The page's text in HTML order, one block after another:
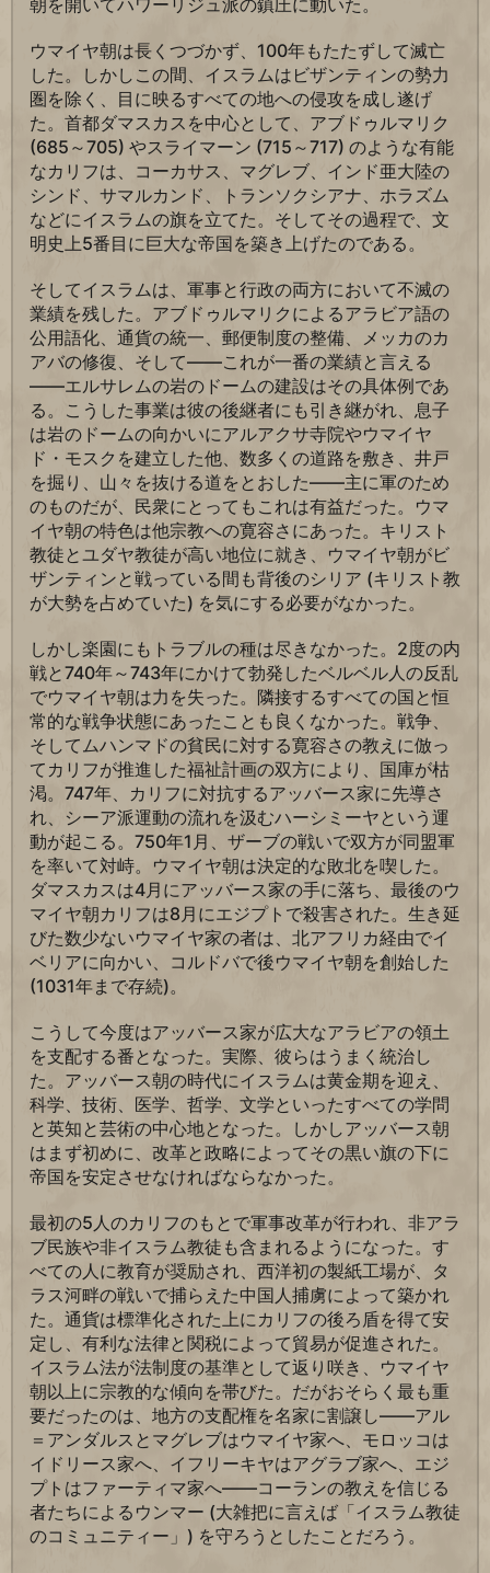
朝を開いてハワーリジュ派の鎮圧に動いた。
ウマイヤ朝は長くつづかず、100年もたたずして滅亡
した。しかしこの間、イスラムはビザンティンの勢力
圏を除く、目に映るすべての地への侵攻を成し遂げ
た。首都ダマスカスを中心として、アブドゥルマリク
(685～705) やスライマーン (715～717) のような有能
なカリフは、コーカサス、マグレブ、インド亜大陸の
シンド、サマルカンド、トランソクシアナ、ホラズム
などにイスラムの旗を立てた。そしてその過程で、文
明史上5番目に巨大な帝国を築き上げたのである。
そしてイスラムは、軍事と行政の両方において不滅の
業績を残した。アブドゥルマリクによるアラビア語の
公用語化、通貨の統一、郵便制度の整備、メッカのカ
アバの修復、そして――これが一番の業績と言える
――エルサレムの岩のドームの建設はその具体例であ
る。こうした事業は彼の後継者にも引き継がれ、息子
は岩のドームの向かいにアルアクサ寺院やウマイヤ
ド・モスクを建立した他、数多くの道路を敷き、井戸
を掘り、山々を抜ける道をとおした――主に軍のため
のものだが、民衆にとってもこれは有益だった。ウマ
イヤ朝の特色は他宗教への寛容さにあった。キリスト
教徒とユダヤ教徒が高い地位に就き、ウマイヤ朝がビ
ザンティンと戦っている間も背後のシリア (キリスト教
が大勢を占めていた) を気にする必要がなかった。
しかし楽園にもトラブルの種は尽きなかった。2度の内
戦と740年～743年にかけて勃発したベルベル人の反乱
でウマイヤ朝は力を失った。隣接するすべての国と恒
常的な戦争状態にあったことも良くなかった。戦争、
そしてムハンマドの貧民に対する寛容さの教えに倣っ
てカリフが推進した福祉計画の双方により、国庫が枯
渇。747年、カリフに対抗するアッバース家に先導さ
れ、シーア派運動の流れを汲むハーシミーヤという運
動が起こる。750年1月、ザーブの戦いで双方が同盟軍
を率いて対峙。ウマイヤ朝は決定的な敗北を喫した。
ダマスカスは4月にアッバース家の手に落ち、最後のウ
マイヤ朝カリフは8月にエジプトで殺害された。生き延
びた数少ないウマイヤ家の者は、北アフリカ経由でイ
ベリアに向かい、コルドバで後ウマイヤ朝を創始した
(1031年まで存続)。
こうして今度はアッバース家が広大なアラビアの領土
を支配する番となった。実際、彼らはうまく統治し
た。アッバース朝の時代にイスラムは黄金期を迎え、
科学、技術、医学、哲学、文学といったすべての学問
と英知と芸術の中心地となった。しかしアッバース朝
はまず初めに、改革と政略によってその黒い旗の下に
帝国を安定させなければならなかった。
最初の5人のカリフのもとで軍事改革が行われ、非アラ
ブ民族や非イスラム教徒も含まれるようになった。す
べての人に教育が奨励され、西洋初の製紙工場が、タ
ラス河畔の戦いで捕らえた中国人捕虜によって築かれ
た。通貨は標準化された上にカリフの後ろ盾を得て安
定し、有利な法律と関税によって貿易が促進された。
イスラム法が法制度の基準として返り咲き、ウマイヤ
朝以上に宗教的な傾向を帯びた。だがおそらく最も重
要だったのは、地方の支配権を名家に割譲し――アル
＝アンダルスとマグレブはウマイヤ家へ、モロッコは
イドリース家へ、イフリーキヤはアグラブ家へ、エジ
プトはファーティマ家へ――コーランの教えを信じる
者たちによるウンマー (大雑把に言えば「イスラム教徒
のコミュニティー」) を守ろうとしたことだろう。